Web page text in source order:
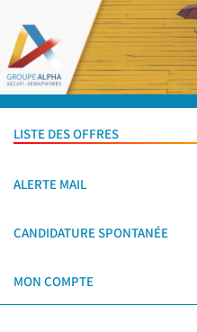
LISTE DES OFFRES
ALERTE MAIL
CANDIDATURE SPONTANÉE
MON COMPTE